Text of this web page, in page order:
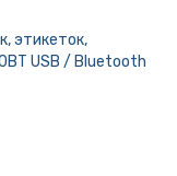
этикеток,
USB / Bluetooth